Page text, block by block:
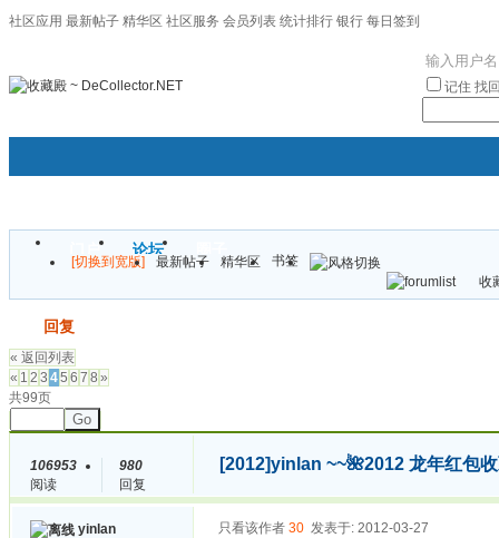
社区应用 最新帖子 精华区 社区服务 会员列表 统计排行 银行 每日签到
记住 找
门户 论坛
[切换到宽版] 最新帖子 精华区
书签
收
回复
« 返回列表
« 1 2 3 45 6 7 8 »
共99页
Go
106953
阅读
980
回复
[2012]yinlan ~~🌺2012 龙年红包
yinlan 只看该作者 30 发表于: 2012-03-27